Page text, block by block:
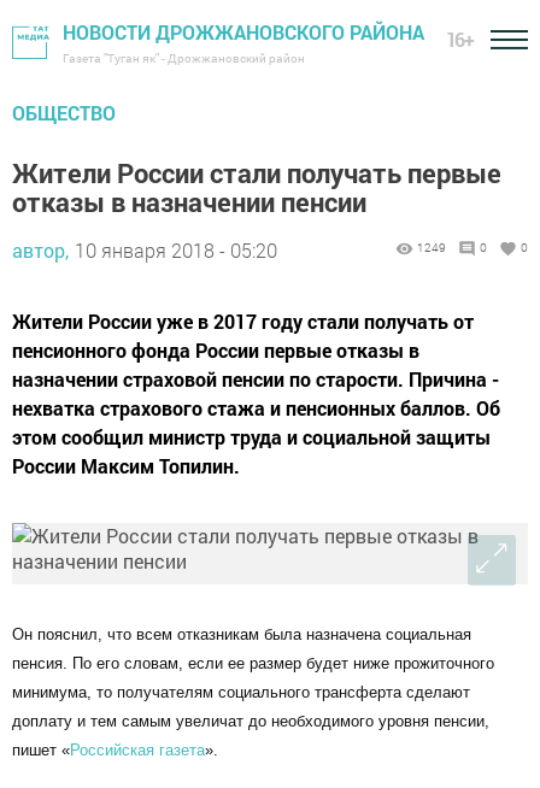
НОВОСТИ ДРОЖЖАНОВСКОГО РАЙОНА
Газета "Туган як" - Дрожжановский район
16+
ОБЩЕСТВО
Жители России стали получать первые
отказы в назначении пенсии
автор, 10 января 2018 - 05:20 1249 0 0
Жители России уже в 2017 году стали получать от
пенсионного фонда России первые отказы в
назначении страховой пенсии по старости. Причина -
нехватка страхового стажа и пенсионных баллов. Об
этом сообщил министр труда и социальной защиты
России Максим Топилин.
Он пояснил, что всем отказникам была назначена социальная
пенсия. По его словам, если ее размер будет ниже прожиточного
минимума, то получателям социального трансферта сделают
доплату и тем самым увеличат до необходимого уровня пенсии,
пишет «Российская газета».